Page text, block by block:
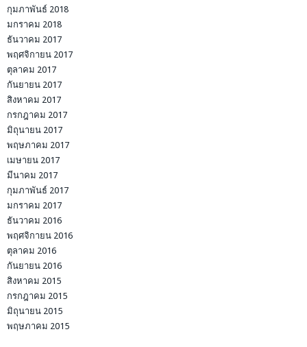
กุมภาพันธ์ 2018
มกราคม 2018
ธันวาคม 2017
พฤศจิกายน 2017
ตุลาคม 2017
กันยายน 2017
สิงหาคม 2017
กรกฎาคม 2017
มิถุนายน 2017
พฤษภาคม 2017
เมษายน 2017
มีนาคม 2017
กุมภาพันธ์ 2017
มกราคม 2017
ธันวาคม 2016
พฤศจิกายน 2016
ตุลาคม 2016
กันยายน 2016
สิงหาคม 2015
กรกฎาคม 2015
มิถุนายน 2015
พฤษภาคม 2015